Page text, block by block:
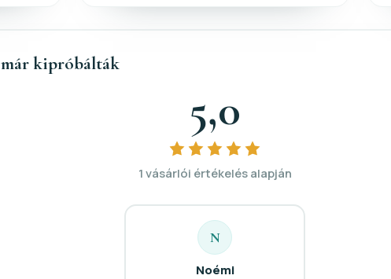
kipróbálták
5,0
1 vásárlói értékelés alapján
N
Noémi